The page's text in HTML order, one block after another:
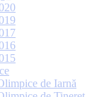
de Iarnă